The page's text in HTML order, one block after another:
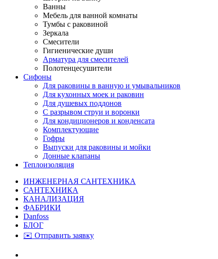
Ванны
Мебель для ванной комнаты
Тумбы с раковиной
Зеркала
Смесители
Гигиенические души
Арматура для смесителей
Полотенцесушители
Сифоны
Для раковины в ванную и умывальников
Для кухонных моек и раковин
Для душевых поддонов
С разрывом струи и воронки
Для кондиционеров и конденсата
Комплектующие
Гофры
Выпуски для раковины и мойки
Донные клапаны
Теплоизоляция
ИНЖЕНЕРНАЯ САНТЕХНИКА
САНТЕХНИКА
КАНАЛИЗАЦИЯ
ФАБРИКИ
Danfoss
БЛОГ
✉️ Отправить заявку